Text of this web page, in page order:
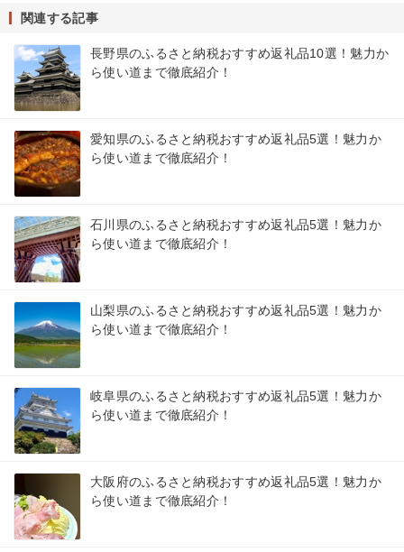
関連する記事
長野県のふるさと納税おすすめ返礼品10選！魅力か
ら使い道まで徹底紹介！
愛知県のふるさと納税おすすめ返礼品5選！魅力か
ら使い道まで徹底紹介！
石川県のふるさと納税おすすめ返礼品5選！魅力か
ら使い道まで徹底紹介！
山梨県のふるさと納税おすすめ返礼品5選！魅力か
ら使い道まで徹底紹介！
岐阜県のふるさと納税おすすめ返礼品5選！魅力か
ら使い道まで徹底紹介！
大阪府のふるさと納税おすすめ返礼品5選！魅力か
ら使い道まで徹底紹介！